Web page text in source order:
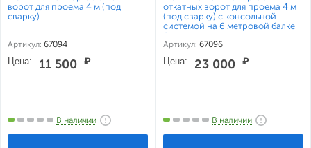
ворот для проема 4 м (под
сварку)
Артикул: 67094
Цена: 11 500 ₽
В наличии
откатных ворот для проема 4 м
(под сварку) с консольной
системой на 6 метровой балке
Алютех
Артикул: 67096
Цена: 23 000 ₽
В наличии